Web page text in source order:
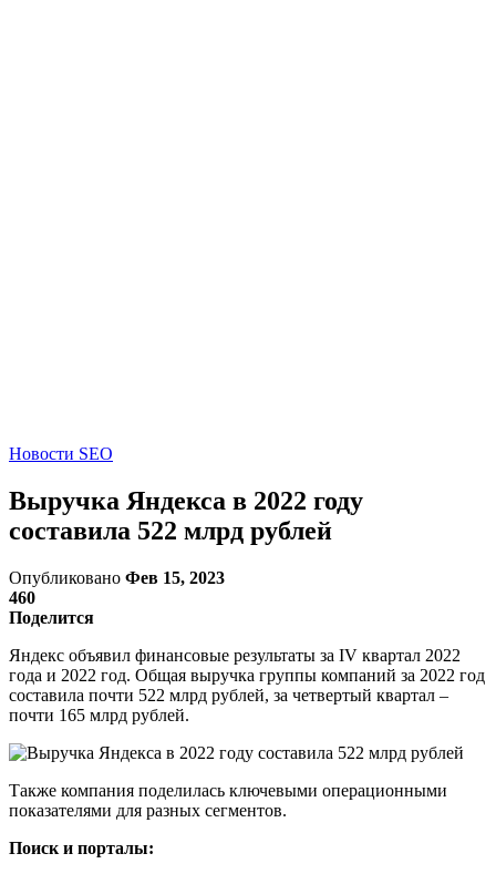
Новости SEO
Выручка Яндекса в 2022 году
составила 522 млрд рублей
Опубликовано Фев 15, 2023
460
Поделится
Яндекс объявил финансовые результаты за IV квартал 2022
года и 2022 год. Общая выручка группы компаний за 2022 год
составила почти 522 млрд рублей, за четвертый квартал –
почти 165 млрд рублей.
Также компания поделилась ключевыми операционными
показателями для разных сегментов.
Поиск и порталы: